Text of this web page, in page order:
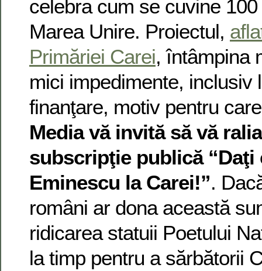
celebra cum se cuvine
Marea Unire. Proiectul,
Primăriei Carei, întâmpina
mici impedimente, inclusiv
finanţare, motiv pentru
Media vă invită să vă
subscripţie publică
Eminescu la Carei!”.
români ar dona această
ridicarea statuii Poetului
la timp pentru a sărbătorii